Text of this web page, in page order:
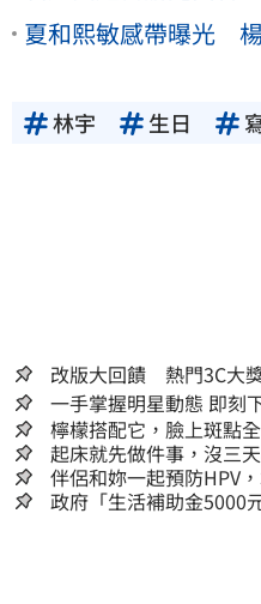
夏和熙敏感帶曝光
林宇 生日
改版大回饋 熱門3C大
一手掌握
檸檬搭配它，臉上斑點
起床就先做件事，沒三
小！
伴侶和妳一起預防HPV
政府「生活補助金